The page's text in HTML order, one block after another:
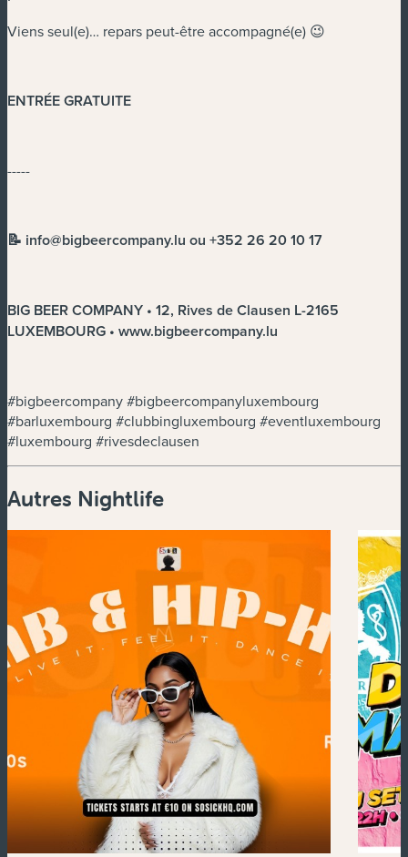
Viens seul(e)… repars peut-être accompagné(e) 😉
ENTRÉE GRATUITE
-----
📝 info@bigbeercompany.lu ou +352 26 20 10 17
BIG BEER COMPANY • 12, Rives de Clausen L-2165
LUXEMBOURG • www.bigbeercompany.lu
#bigbeercompany #bigbeercompanyluxembourg
#barluxembourg #clubbingluxembourg #eventluxembourg
#luxembourg #rivesdeclausen
Autres Nightlife